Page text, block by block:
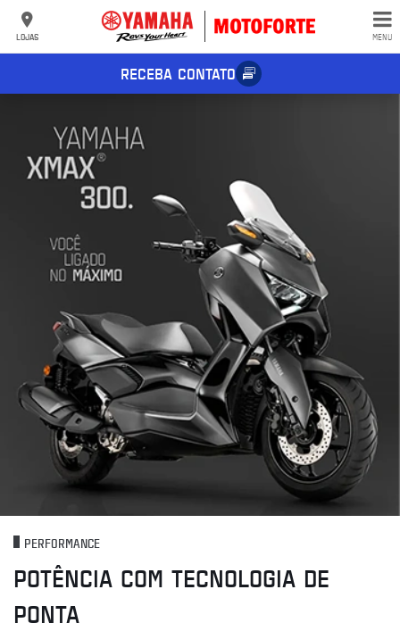
LOJAS MENU
RECEBA CONTATO
PERFORMANCE
POTÊNCIA COM TECNOLOGIA DE
PONTA